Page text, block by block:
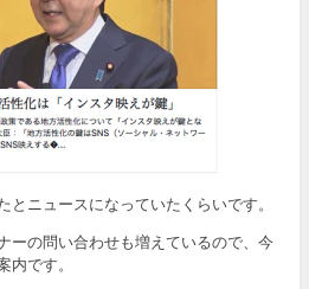
ニュースになっていたくらいです。
ーの問い合わせも増えているので、今
です。